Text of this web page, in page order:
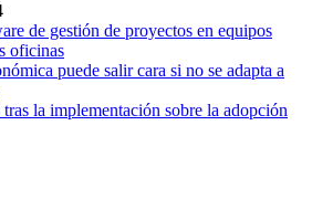
de gestión de proyectos en equipos
oficinas
puede salir cara si no se adapta a
la implementación sobre la adopción